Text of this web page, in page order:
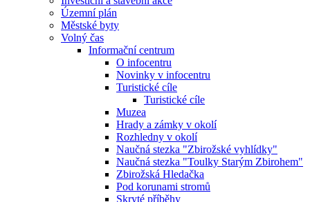
Územní plán
Městské byty
Volný čas
Informační centrum
O infocentru
Novinky v infocentru
Turistické cíle
Turistické cíle
Muzea
Hrady a zámky v okolí
Rozhledny v okolí
Naučná stezka "Zbirožské vyhlídky"
Naučná stezka "Toulky Starým Zbirohem"
Zbirožská Hledačka
Pod korunami stromů
Skryté příběhy